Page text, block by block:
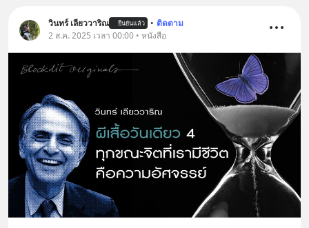
วินทร์ เลียววาริณ ยืนยันแล้ว • ติดตาม
2 ส.ค. 2025 เวลา 00:00 • หนังสือ